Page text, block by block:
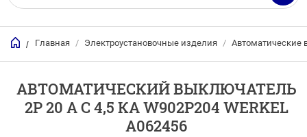
/ Главная / Электроустановочные изделия / Автоматические
АВТОМАТИЧЕСКИЙ ВЫКЛЮЧАТЕЛЬ
2P 20 A C 4,5 КА W902P204 WERKEL
A062456